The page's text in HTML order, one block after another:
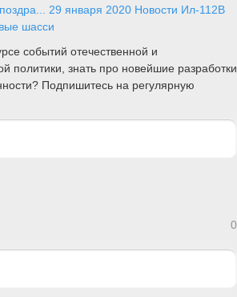
29 января 2020 Новости Ил-112В
шасси
событий отечественной и
политики, знать про новейшие разработки
Подпишитесь на регулярную
0